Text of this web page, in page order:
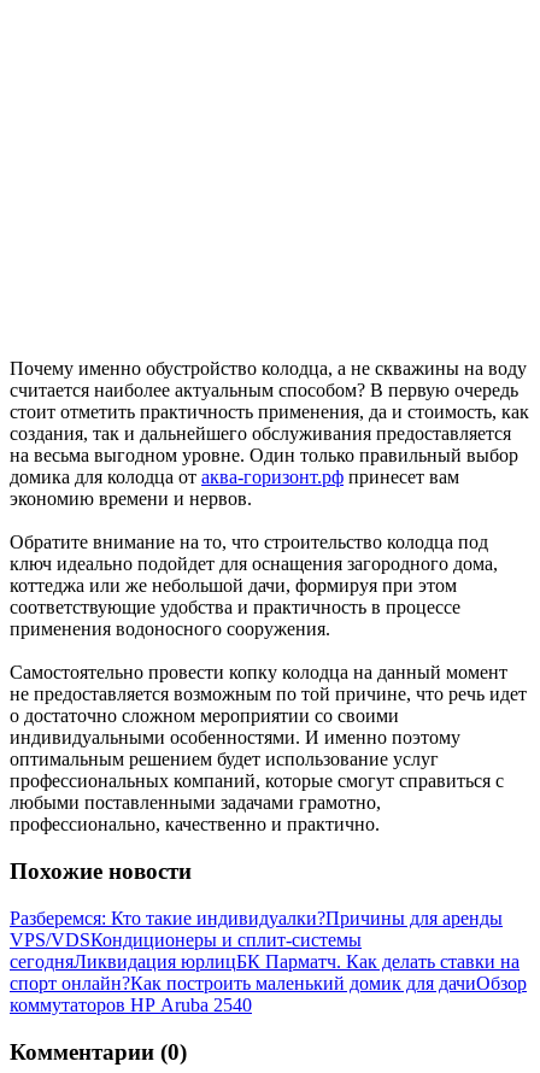
Почему именно обустройство колодца, а не скважины на воду
считается наиболее актуальным способом? В первую очередь
стоит отметить практичность применения, да и стоимость, как
создания, так и дальнейшего обслуживания предоставляется
на весьма выгодном уровне. Один только правильный выбор
домика для колодца от аква-горизонт.рф принесет вам
экономию времени и нервов.
Обратите внимание на то, что строительство колодца под
ключ идеально подойдет для оснащения загородного дома,
коттеджа или же небольшой дачи, формируя при этом
соответствующие удобства и практичность в процессе
применения водоносного сооружения.
Самостоятельно провести копку колодца на данный момент
не предоставляется возможным по той причине, что речь идет
о достаточно сложном мероприятии со своими
индивидуальными особенностями. И именно поэтому
оптимальным решением будет использование услуг
профессиональных компаний, которые смогут справиться с
любыми поставленными задачами грамотно,
профессионально, качественно и практично.
Похожие новости
Разберемся: Кто такие индивидуалки?Причины для аренды
VPS/VDSКондиционеры и сплит-системы
сегодняЛиквидация юрлицБК Парматч. Как делать ставки на
спорт онлайн?Как построить маленький домик для дачиОбзор
коммутаторов НР Aruba 2540
Комментарии (0)